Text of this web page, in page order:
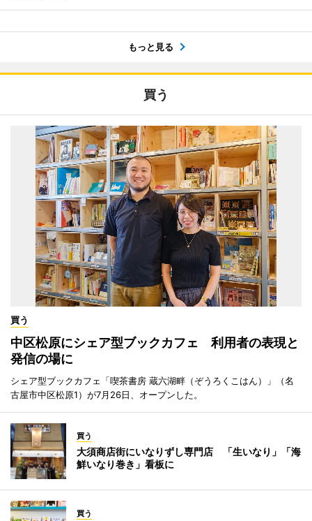
もっと見る
買う
買う
中区松原にシェア型ブックカフェ 利用者の表現と
発信の場に
シェア型ブックカフェ「喫茶書房 蔵六湖畔（ぞうろくこはん）」（名
古屋市中区松原1）が7月26日、オープンした。
買う
大須商店街にいなりずし専門店 「生いなり」「海
鮮いなり巻き」看板に
買う